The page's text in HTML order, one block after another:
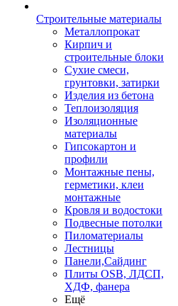
Строительные материалы
Металлопрокат
Кирпич и
строительные блоки
Сухие смеси,
грунтовки, затирки
Изделия из бетона
Теплоизоляция
Изоляционные
материалы
Гипсокартон и
профили
Монтажные пены,
герметики, клеи
монтажные
Кровля и водостоки
Подвесные потолки
Пиломатериалы
Лестницы
Панели,Сайдинг
Плиты OSB, ЛДСП,
ХДФ, фанера
Ещё